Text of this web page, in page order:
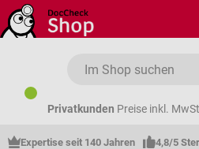
Zum Hauptinhalt springen
Privatkunden Preise inkl.
Expertise seit 140 Jahren 4,8/5